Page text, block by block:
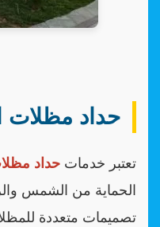
حداد مظلات
تعتبر خدمات حداد
الحماية من الشمس
تصميمات متعددة